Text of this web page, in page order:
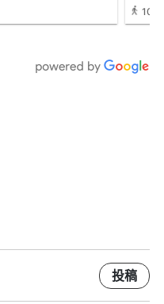
10 分
投稿